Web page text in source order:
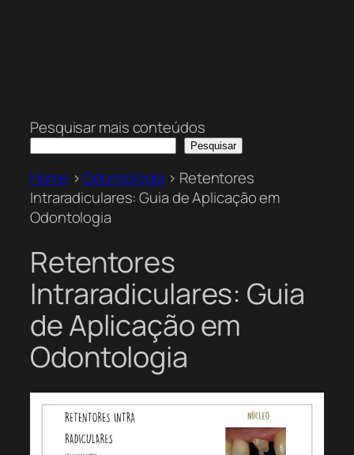
Pesquisar mais conteúdos
Pesquisar
Home >Odontologia > Retentores
Intraradiculares: Guia de Aplicação em
Odontologia
Retentores
Intraradiculares: Guia
de Aplicação em
Odontologia